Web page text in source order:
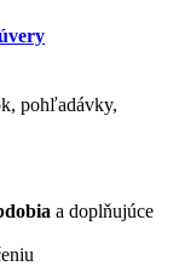
pohľadávky,
a doplňujúce